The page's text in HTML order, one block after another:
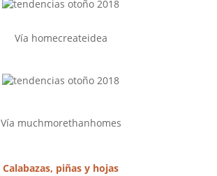
Vía homecreateidea
Vía muchmorethanhomes
Calabazas, piñas y hojas